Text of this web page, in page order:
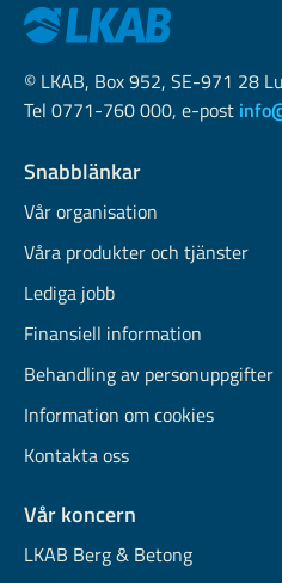
© LKAB, Box 952, SE-971 28
Tel 0771-760 000, e-post
Snabblänkar
Vår organisation
Våra produkter och tjänster
Lediga jobb
Finansiell information
Behandling av personuppgifter
Information om cookies
Kontakta oss
Vår koncern
LKAB Berg & Betong